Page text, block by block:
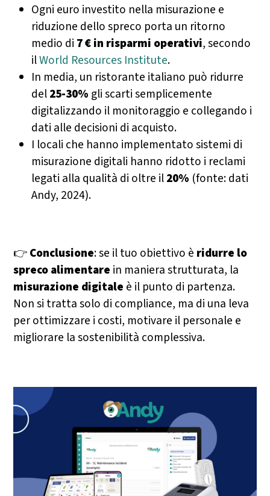
Ogni euro investito nella misurazione e
riduzione dello spreco porta un ritorno
medio di 7 € in risparmi operativi, secondo
ilWorld Resources Institute.
In media, un ristorante italiano può ridurre
del25-30% gli scarti semplicemente
digitalizzando il monitoraggio e collegando i
dati alle decisioni di acquisto.
I locali che hanno implementato sistemi di
misurazione digitali hanno ridotto i reclami
legati alla qualità di oltre il20% (fonte: dati
Andy, 2024).
👉Conclusione: se il tuo obiettivo è ridurre lo
spreco alimentare in maniera strutturata, la
misurazione digitale è il punto di partenza.
Non si tratta solo di compliance, ma di una leva
per ottimizzare i costi, motivare il personale e
migliorare la sostenibilità complessiva.